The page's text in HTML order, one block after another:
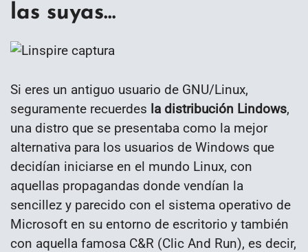
las suyas…
Si eres un antiguo usuario de GNU/Linux,
seguramente recuerdes la distribución Lindows,
una distro que se presentaba como la mejor
alternativa para los usuarios de Windows que
decidían iniciarse en el mundo Linux, con
aquellas propagandas donde vendían la
sencillez y parecido con el sistema operativo de
Microsoft en su entorno de escritorio y también
con aquella famosa C&R (Clic And Run), es decir,